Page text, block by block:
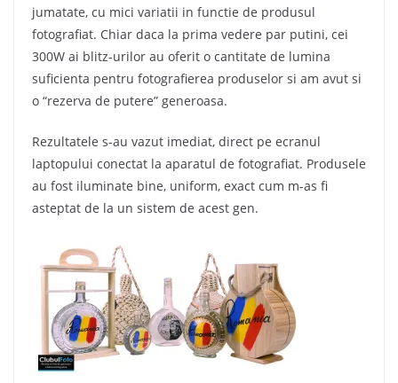
jumatate, cu mici variatii in functie de produsul
fotografiat. Chiar daca la prima vedere par putini, cei
300W ai blitz-urilor au oferit o cantitate de lumina
suficienta pentru fotografierea produselor si am avut si
o “rezerva de putere” generoasa.
Rezultatele s-au vazut imediat, direct pe ecranul
laptopului conectat la aparatul de fotografiat. Produsele
au fost iluminate bine, uniform, exact cum m-as fi
asteptat de la un sistem de acest gen.